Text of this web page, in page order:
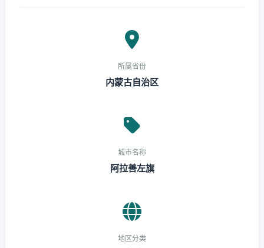
所属省份
内蒙古自治区
城市名称
阿拉善左旗
地区分类